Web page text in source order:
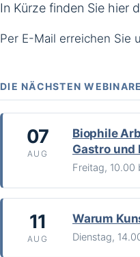
In Kürze finden Sie hier
Per E-Mail erreichen Sie
DIE NÄCHSTEN
07
AUG
Biophile
Gastro
Freitag, 10.00
11
AUG
Warum
Dienstag,